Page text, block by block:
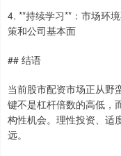
4. **持续学习**：市场环
策和公司基本面
## 结语
当前股市配资市场正从野
键不是杠杆倍数的高低，
构性机会。理性投资、适
远。